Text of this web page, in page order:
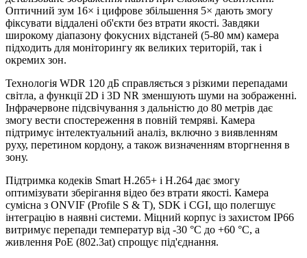
Оптичний зум 16× і цифрове збільшення 5× дають змогу
фіксувати віддалені об'єкти без втрати якості. Завдяки
широкому діапазону фокусних відстаней (5-80 мм) камера
підходить для моніторингу як великих територій, так і
окремих зон.
Технологія WDR 120 дБ справляється з різкими перепадами
світла, а функції 2D і 3D NR зменшують шуми на зображенні.
Інфрачервоне підсвічування з дальністю до 80 метрів дає
змогу вести спостереження в повній темряві. Камера
підтримує інтелектуальний аналіз, включно з виявленням
руху, перетином кордону, а також визначенням вторгнення в
зону.
Підтримка кодеків Smart H.265+ і H.264 дає змогу
оптимізувати зберігання відео без втрати якості. Камера
сумісна з ONVIF (Profile S & T), SDK і CGI, що полегшує
інтеграцію в наявні системи. Міцний корпус із захистом IP66
витримує перепади температур від -30 °C до +60 °C, а
живлення PoE (802.3at) спрощує під'єднання.